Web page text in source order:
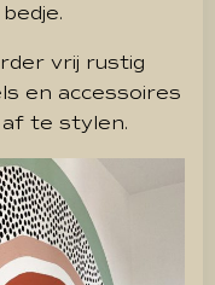
vrij rustig
en accessoires
te stylen.